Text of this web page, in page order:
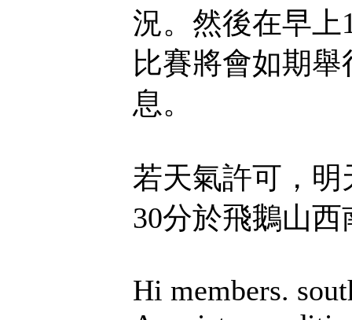
況。然後在早上
比賽將會如期
息。
若天氣許可，
30分於飛鵝山
Hi members.